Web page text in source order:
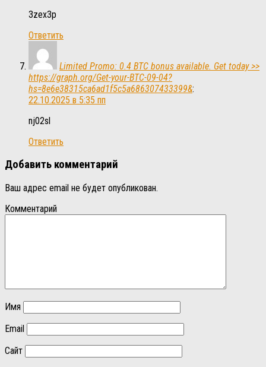
3zex3p
Ответить
Limited Promo: 0.4 BTC bonus available. Get today >>
https://graph.org/Get-your-BTC-09-04?
hs=8e6e38315ca6ad1f5c5a686307433399&:
22.10.2025 в 5:35 пп
nj02sl
Ответить
Добавить комментарий
Ваш адрес email не будет опубликован.
Комментарий
Имя
Email
Сайт